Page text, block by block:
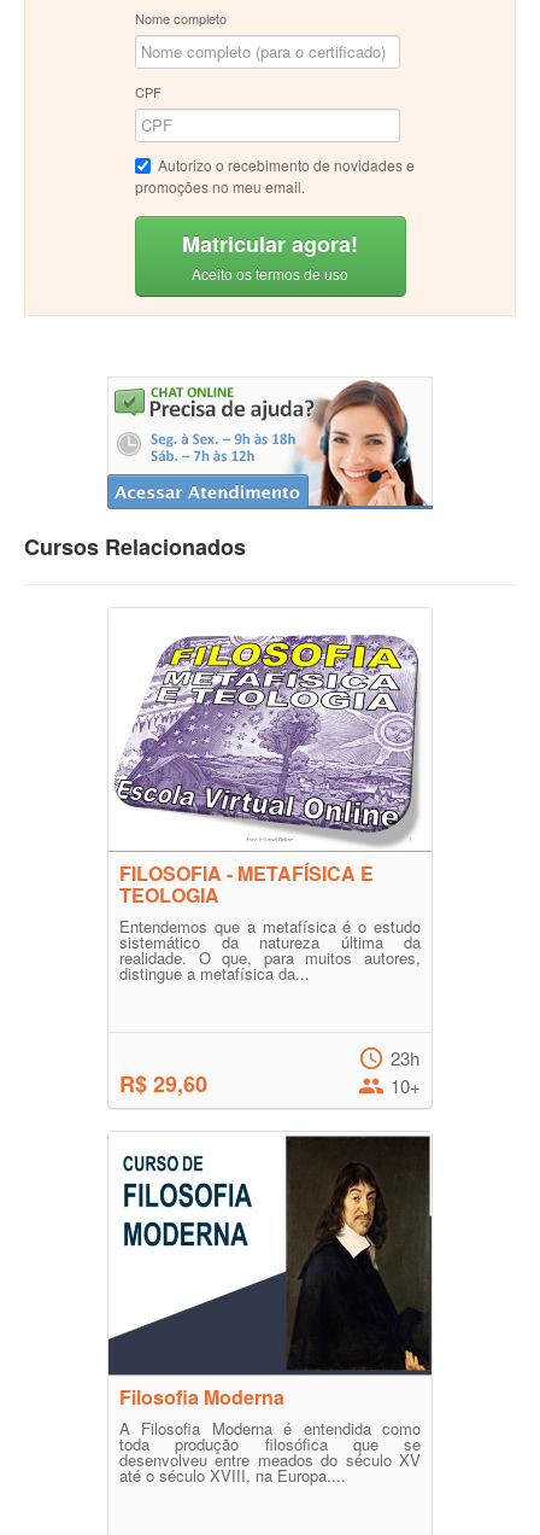
Nome completo
CPF
Autorizo o recebimento de novidades e
promoções no meu email.
Matricular agora!
Aceito os termos de uso
Cursos Relacionados
FILOSOFIA - METAFÍSICA E
TEOLOGIA
Entendemos que a metafísica é o estudo
sistemático da natureza última da
realidade. O que, para muitos autores,
distingue a metafísica da...
R$ 29,60
23h
10+
Filosofia Moderna
A Filosofia Moderna é entendida como
toda produção filosófica que se
desenvolveu entre meados do século XV
até o século XVIII, na Europa....